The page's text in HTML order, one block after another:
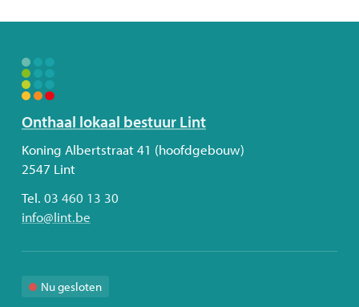
Volg
ons
Onthaal lokaal bestuur Lint
Adres
Koning Albertstraat 41 (hoofdgebouw)
2547 Lint
Tel. 03 460 13 30
E-
info@lint.be
Nu gesloten